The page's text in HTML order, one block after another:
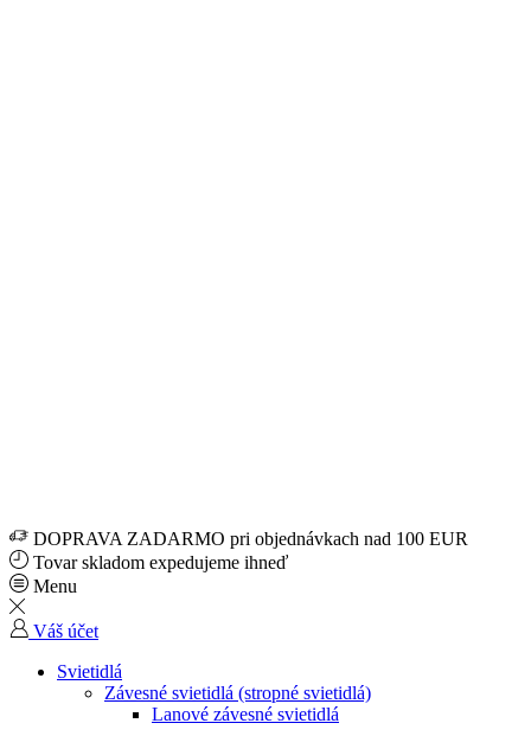
DOPRAVA ZADARMO pri objednávkach nad 100 EUR
Tovar skladom expedujeme ihneď
Menu
Váš účet
Svietidlá
Závesné svietidlá (stropné svietidlá)
Lanové závesné svietidlá